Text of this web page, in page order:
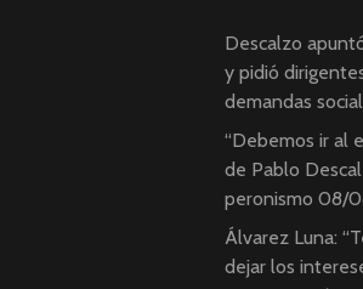
Descalzo
y pidió
demandas
“Debemos ir al
de Pablo
peronismo 08/
Álvarez Luna:
dejar los